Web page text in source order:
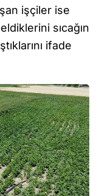
işçiler ise
sıcağın
ifade